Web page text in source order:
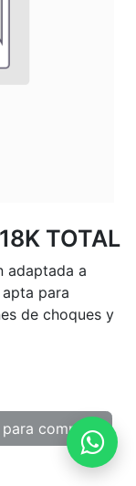
TOTAL
adaptada a
para
de choques y
comprar